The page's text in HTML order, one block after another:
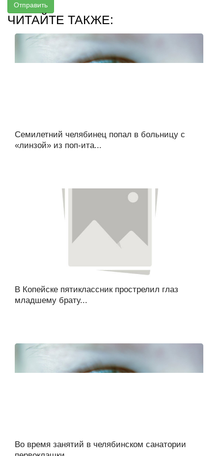
Отправить
ЧИТАЙТЕ ТАКЖЕ:
Семилетний челябинец попал в больницу с
«линзой» из поп-ита...
В Копейске пятиклассник прострелил глаз
младшему брату...
Во время занятий в челябинском санатории